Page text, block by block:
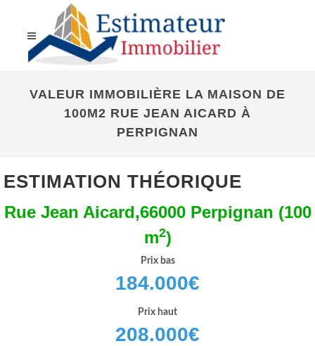
VALEUR IMMOBILIÈRE LA MAISON DE
100M2 RUE JEAN AICARD À
PERPIGNAN
ESTIMATION THÉORIQUE
Rue Jean Aicard,66000 Perpignan (100
m2)
Prix bas
184.000€
Prix haut
208.000€